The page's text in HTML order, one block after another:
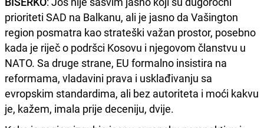
prioriteti SAD na Balkanu, ali je jasno da Vašington
region posmatra kao strateški važan prostor, posebno
kada je riječ o podršci Kosovu i njegovom članstvu u
NATO. Sa druge strane, EU formalno insistira na
reformama, vladavini prava i usklađivanju sa
evropskim standardima, ali bez autoriteta i moći kakvu
je, kažem, imala prije deceniju, dvije.